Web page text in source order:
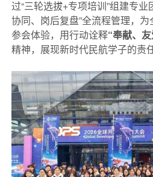
过“三轮选拔+专项培训”组建专
协同、岗后复盘”全流程管理，为
参会体验，用行动诠释“奉献、
精神，展现新时代民航学子的责